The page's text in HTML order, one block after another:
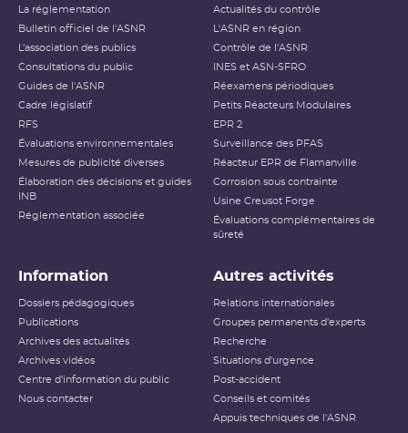
La réglementation
Bulletin officiel de l'ASNR
L’association des publics
Consultations du public
Guides de l'ASNR
Cadre législatif
RFS
Évaluations environnementales
Mesures de publicité diverses
Élaboration des décisions et guides
INB
Réglementation associée
Actualités du contrôle
L'ASNR en région
Contrôle de l'ASNR
INES et ASN-SFRO
Réexamens périodiques
Petits Réacteurs Modulaires
EPR 2
Surveillance des PFAS
Réacteur EPR de Flamanville
Corrosion sous contrainte
Usine Creusot Forge
Évaluations complémentaires de
sûreté
Information
Dossiers pédagogiques
Publications
Archives des actualités
Archives vidéos
Centre d'information du public
Nous contacter
Autres activités
Relations internationales
Groupes permanents d'experts
Recherche
Situations d'urgence
Post-accident
Conseils et comités
Appuis techniques de l'ASNR